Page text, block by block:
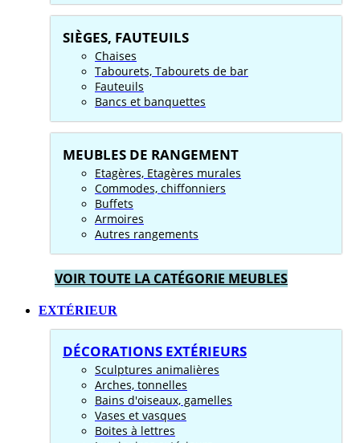
SIÈGES, FAUTEUILS
Chaises
Tabourets, Tabourets de bar
Fauteuils
Bancs et banquettes
MEUBLES DE RANGEMENT
Etagères, Etagères murales
Commodes, chiffonniers
Buffets
Armoires
Autres rangements
VOIR TOUTE LA CATÉGORIE MEUBLES
EXTÉRIEUR
DÉCORATIONS EXTÉRIEURS
Sculptures animalières
Arches, tonnelles
Bains d'oiseaux, gamelles
Vases et vasques
Boites à lettres